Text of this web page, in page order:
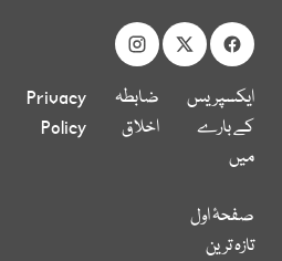
ایکسپریس
کے بارے
میں
ضابطہ
اخلاق
Privacy
Policy
صفحۂ اول
تازہ ترین